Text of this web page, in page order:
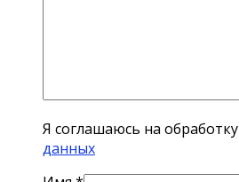
Я соглашаюсь на обработку
данных